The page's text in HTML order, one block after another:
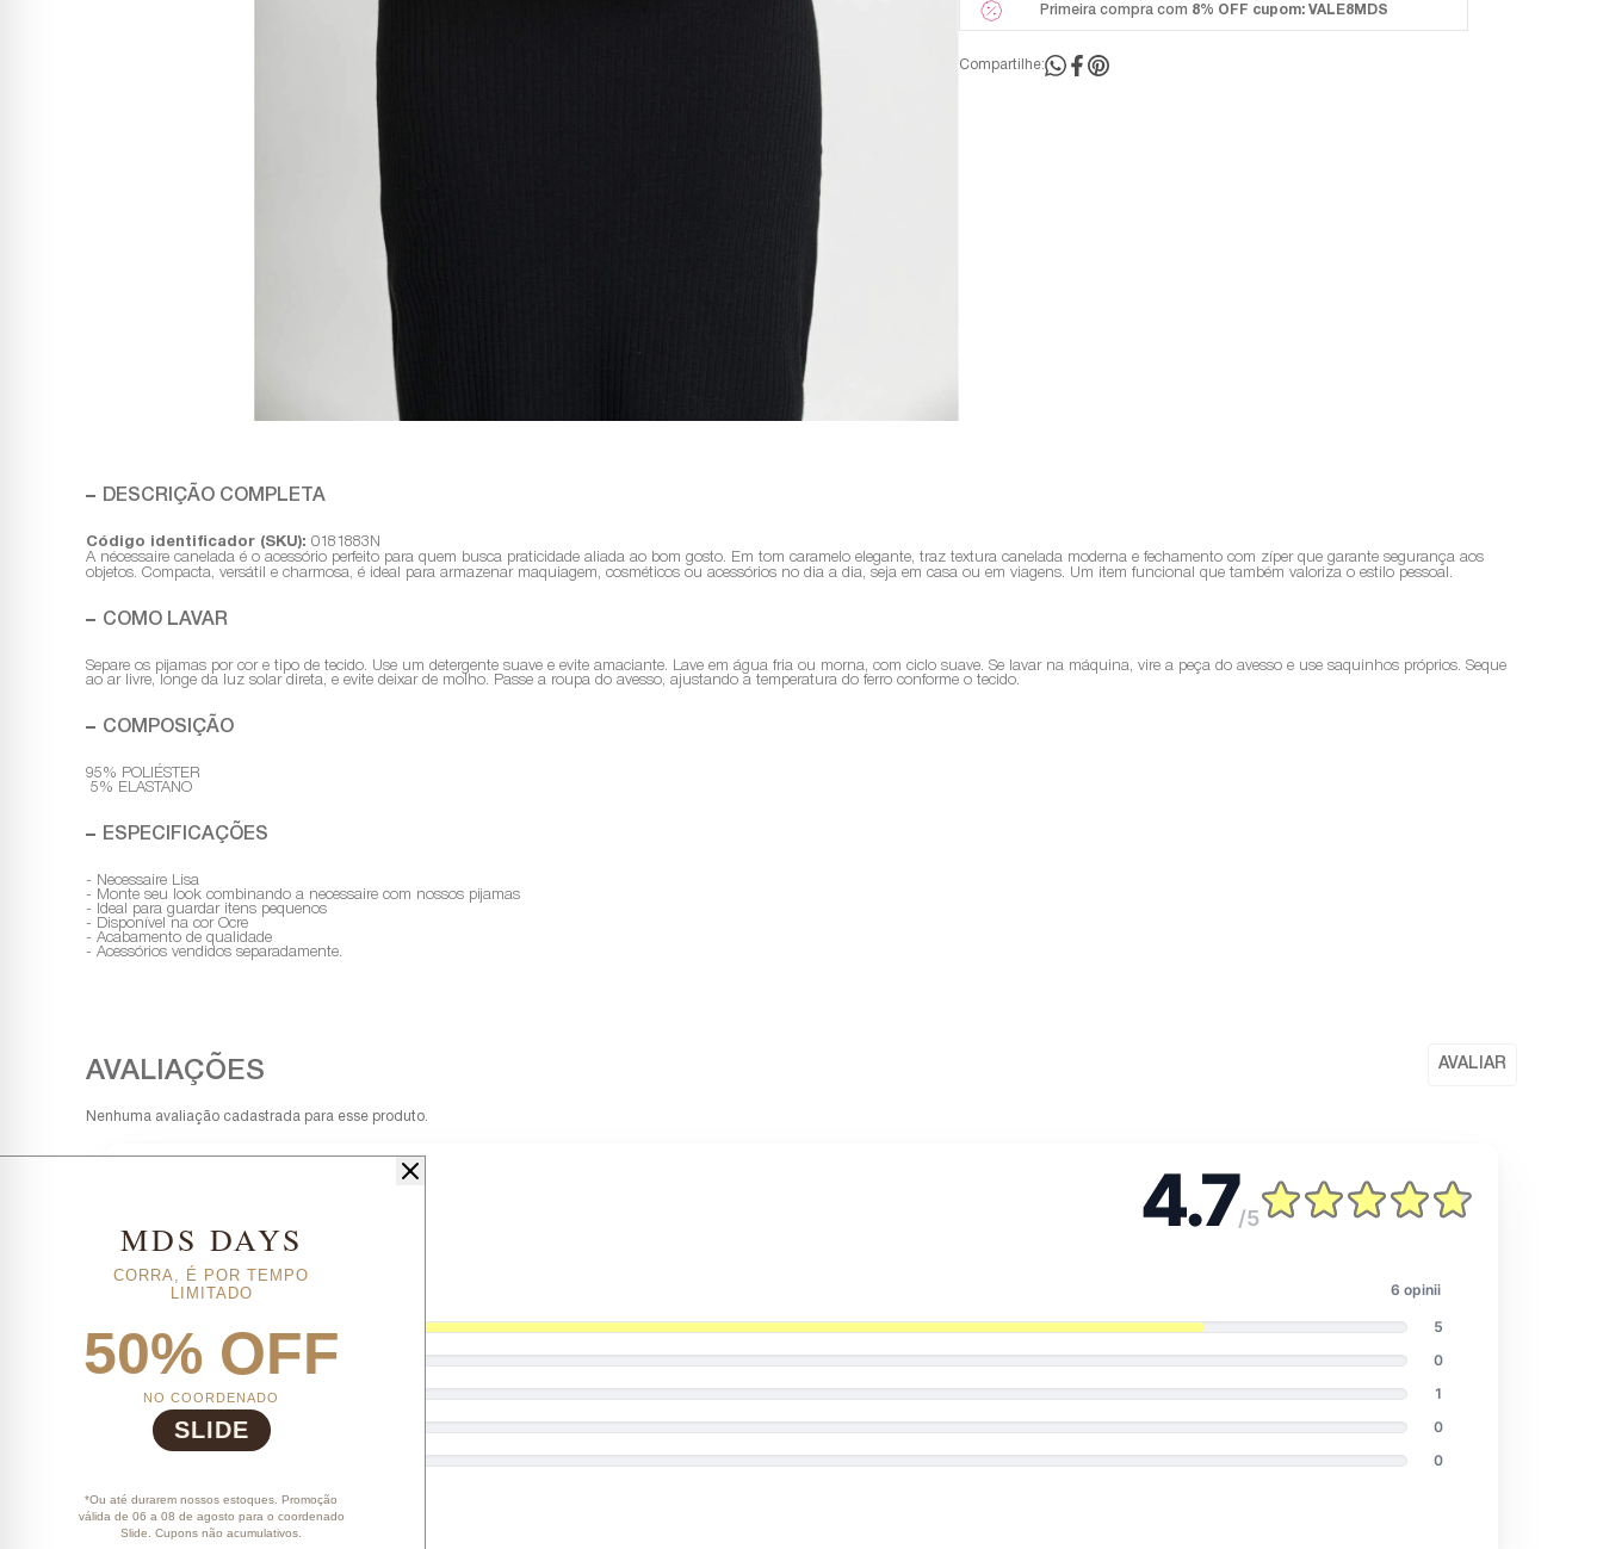
Primeira compra com 8% OFF cupom: VALE8MDS
Compartilhe:
DESCRIÇÃO COMPLETA
Código identificador (SKU): 0181883N
A nécessaire canelada é o acessório perfeito para quem busca praticidade aliada ao bom gosto. Em tom caramelo elegante, traz textura canelada moderna e fechamento com zíper que garante segurança aos
objetos. Compacta, versátil e charmosa, é ideal para armazenar maquiagem, cosméticos ou acessórios no dia a dia, seja em casa ou em viagens. Um item funcional que também valoriza o estilo pessoal.
COMO LAVAR
Separe os pijamas por cor e tipo de tecido. Use um detergente suave e evite amaciante. Lave em água fria ou morna, com ciclo suave. Se lavar na máquina, vire a peça do avesso e use saquinhos próprios. Seque
ao ar livre, longe da luz solar direta, e evite deixar de molho. Passe a roupa do avesso, ajustando a temperatura do ferro conforme o tecido.
COMPOSIÇÃO
95% POLIÉSTER
5% ELASTANO
ESPECIFICAÇÕES
- Necessaire Lisa
- Monte seu look combinando a necessaire com nossos pijamas
- Ideal para guardar itens pequenos
- Disponível na cor Ocre
- Acabamento de qualidade
- Acessórios vendidos separadamente.
Nenhuma avaliação cadastrada para esse produto.
MDS DAYS
CORRA, É POR TEMPO
LIMITADO
50% OFF
NO COORDENADO
SLIDE
*Ou até durarem nossos estoques. Promoção
válida de 06 a 08 de agosto para o coordenado
Slide. Cupons não acumulativos.